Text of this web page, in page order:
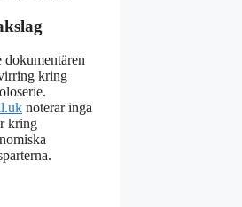
dokumentären
kring
noterar inga
kring